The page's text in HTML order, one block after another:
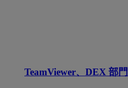
TeamViewer、DEX 部